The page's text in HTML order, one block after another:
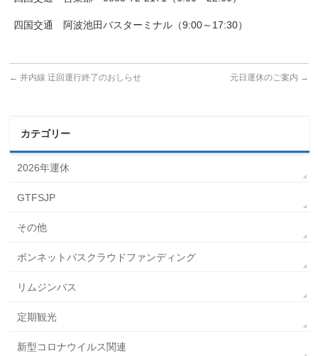
四国交通 阿波池田バスターミナル（9:00～17:30）
← 井内線 迂回運行終了のおしらせ 元日運休のご案内 →
カテゴリー
2026年運休
GTFSJP
その他
ボンネットバスクラウドファンディング
リムジンバス
定期観光
新型コロナウイルス関連